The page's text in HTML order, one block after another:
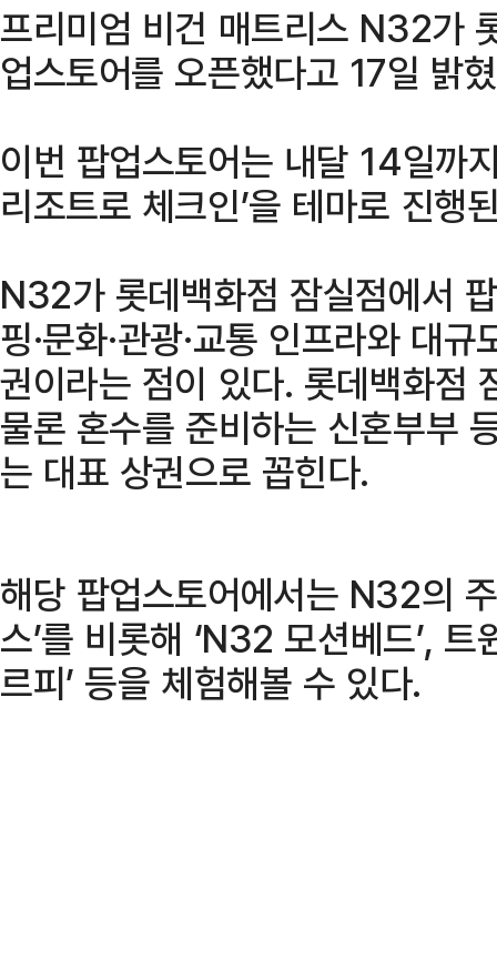
프리미엄 비건 매트리스 N32가
업스토어를 오픈했다고 17일 밝
이번 팝업스토어는 내달 14일까
리조트로 체크인’을 테마로 진행
N32가 롯데백화점 잠실점에서
핑·문화·관광·교통 인프라와 대
권이라는 점이 있다. 롯데백화점
물론 혼수를 준비하는 신혼부부
는 대표 상권으로 꼽힌다.
해당 팝업스토어에서는 N32의
스’를 비롯해 ‘N32 모션베드’,
르피’ 등을 체험해볼 수 있다.